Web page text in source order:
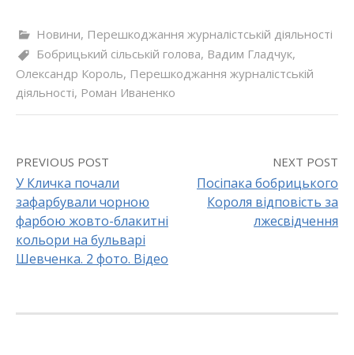
Новини, Перешкоджання журналістській діяльності
Бобрицький сільській голова, Вадим Гладчук,
Олександр Король, Перешкоджання журналістській
діяльності, Роман Иваненко
P
o
t
PREVIOUS POST
У Кличка почали
зафарбували чорною
фарбою жовто-блакитні
кольори на бульварі
Шевченка. 2 фото. Відео
NEXT POST
Посіпака бобрицького
Короля відповість за
лжесвідчення